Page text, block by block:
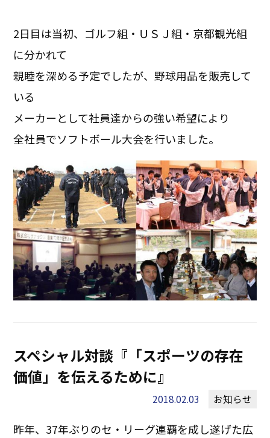
2日目は当初、ゴルフ組・ＵＳＪ組・京都観光組
に分かれて
親睦を深める予定でしたが、野球用品を販売して
いる
メーカーとして社員達からの強い希望により
全社員でソフトボール大会を行いました。
スペシャル対談『「スポーツの存在
価値」を伝えるために』
2018.02.03 お知らせ
昨年、37年ぶりのセ・リーグ連覇を成し遂げた広